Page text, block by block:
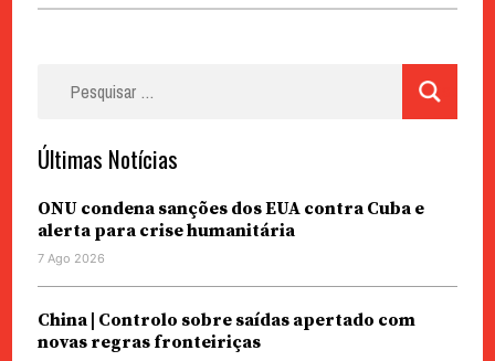
Últimas Notícias
ONU condena sanções dos EUA contra Cuba e
alerta para crise humanitária
7 Ago 2026
China | Controlo sobre saídas apertado com
novas regras fronteiriças